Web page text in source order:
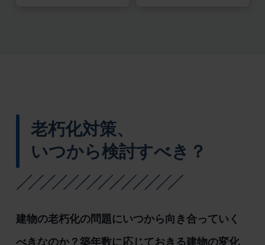
老朽化対策、
いつから検討すべき？
建物の老朽化の問題にいつから向き合っていく
べきなのか？築年数に応じておきる建物の変化